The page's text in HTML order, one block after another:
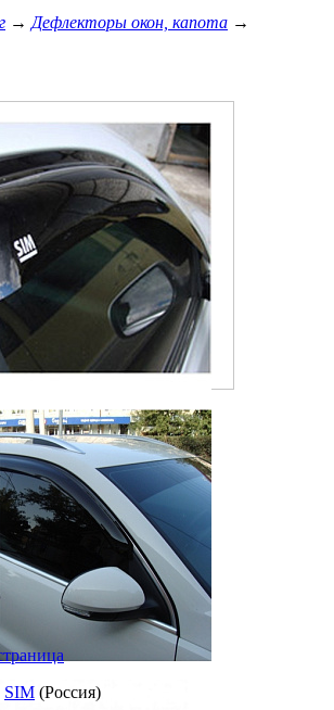
→ Дефлекторы окон, капота →
SIM (Россия)